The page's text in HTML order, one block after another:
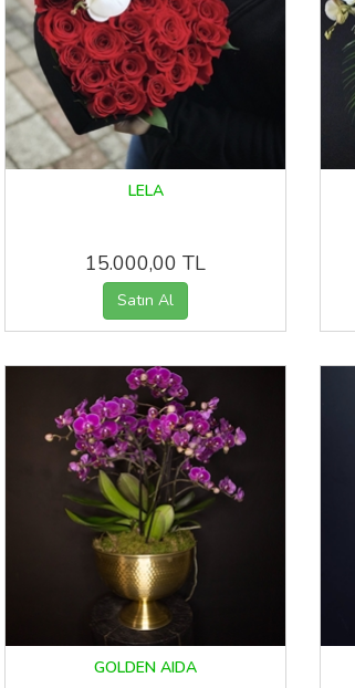
LELA
15.000,00 TL
GOLDEN AIDA